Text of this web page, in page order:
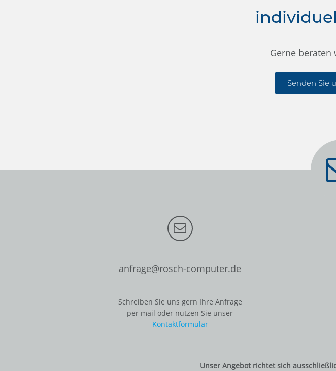
Gerne beraten
Senden Sie
anfrage@rosch-computer.de
Schreiben Sie uns gern Ihre Anfrage
per mail oder nutzen Sie unser
Kontaktformular
Unser Angebot richtet sich